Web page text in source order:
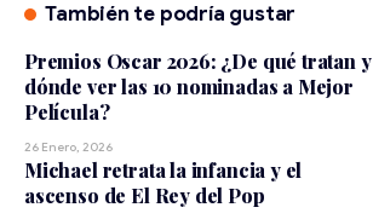
También te podría gustar
Premios Oscar 2026: ¿De qué tratan y
dónde ver las 10 nominadas a Mejor
Película?
26 Enero, 2026
Michael retrata la infancia y el
ascenso de El Rey del Pop